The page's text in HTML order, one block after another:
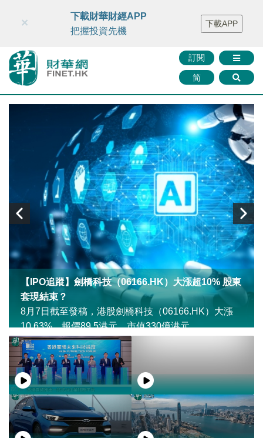
財華智庫網 FINTV FINMETA 財華證券 媒體矩陣
智庫沙龍
聯絡我們
訂閱
简
×
下載財華財經APP
把握投資先機
下載APP
【IPO追蹤】劍橋科技（06166.HK）大漲超10% 股東
套現結束？
8月7日截至發稿，港股劍橋科技（06166.HK）大漲
10.63%，報價89.5港元，市值330億港元。